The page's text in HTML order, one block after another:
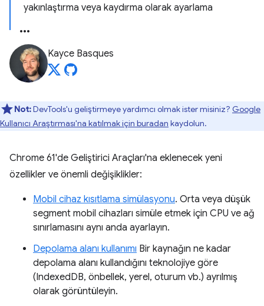
yakınlaştırma veya kaydırma olarak ayarlama
Kayce Basques
Not:DevTools'u geliştirmeye yardımcı olmak ister misiniz? Google
Kullanıcı Araştırması'na katılmak için buradan kaydolun.
Chrome 61'de Geliştirici Araçları'na eklenecek yeni
özellikler ve önemli değişiklikler:
Mobil cihaz kısıtlama simülasyonu. Orta veya düşük
segment mobil cihazları simüle etmek için CPU ve ağ
sınırlamasını aynı anda ayarlayın.
Depolama alanı kullanımı Bir kaynağın ne kadar
depolama alanı kullandığını teknolojiye göre
(IndexedDB, önbellek, yerel, oturum vb.) ayrılmış
olarak görüntüleyin.